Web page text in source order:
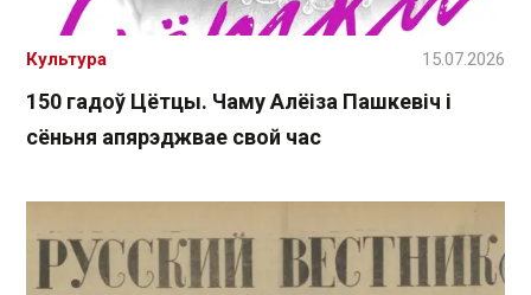
150 гадоў Цётцы. Чаму Алёіза Пашкевіч і
сёньня апярэджвае свой час
Культура 15.07.2026